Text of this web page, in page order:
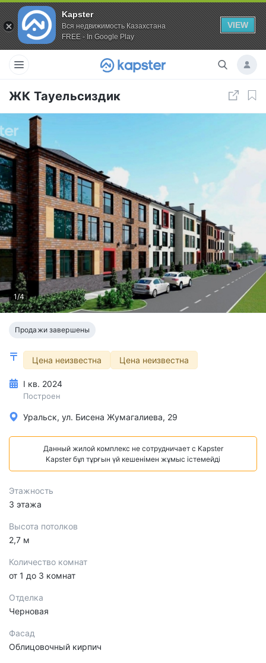
Kapster
Вся недвижимость Казахстана
FREE - In Google Play
VIEW
ЖК Тауельсиздик
1/4
Продажи завершены
Цена неизвестна Цена неизвестна
I кв. 2024
Построен
Уральск, ул. Бисена Жумагалиева, 29
Данный жилой комплекс не сотрудничает с Kapster
Kapster бұл тұрғын үй кешенімен жұмыс істемейді
Этажность
3 этажа
Высота потолков
2,7 м
Количество комнат
от 1 до 3 комнат
Отделка
Черновая
Фасад
Облицовочный кирпич